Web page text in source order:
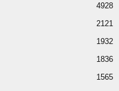
4928
2121
1932
1836
1565